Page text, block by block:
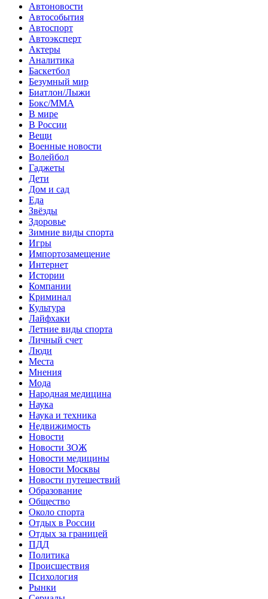
Автоновости
Автособытия
Автоспорт
Автоэксперт
Актеры
Аналитика
Баскетбол
Безумный мир
Биатлон/Лыжи
Бокс/MMA
В мире
В России
Вещи
Военные новости
Волейбол
Гаджеты
Дети
Дом и сад
Еда
Звёзды
Здоровье
Зимние виды спорта
Игры
Импортозамещение
Интернет
Истории
Компании
Криминал
Культура
Лайфхаки
Летние виды спорта
Личный счет
Люди
Места
Мнения
Мода
Народная медицина
Наука
Наука и техника
Недвижимость
Новости
Новости ЗОЖ
Новости медицины
Новости Москвы
Новости путешествий
Образование
Общество
Около спорта
Отдых в России
Отдых за границей
ПДД
Политика
Происшествия
Психология
Рынки